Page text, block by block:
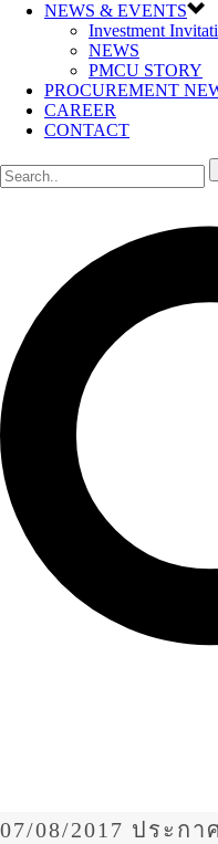
NEWS & EVENTS
Investment
NEWS
PMCU STORY
PROCUREMENT
CAREER
CONTACT
07/08/2017 ประก